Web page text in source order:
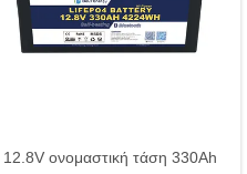
12.8V ονομαστική τάση 330Ah